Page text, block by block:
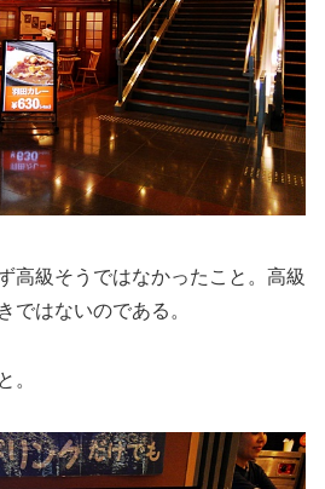
高級そうではなかったこと。高級
ではないのである。
。